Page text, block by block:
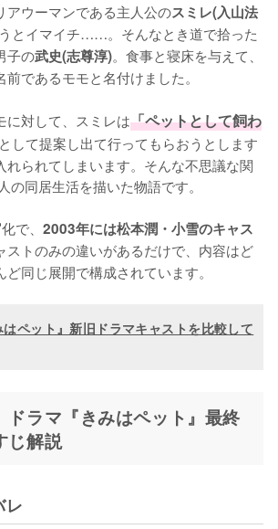
アウーマンである主人公のスミレ(入山法
とイマイチ……。そんなとき道で拾った
子の武史(志尊淳)。食事と寝床を与えて、
であるモモと名付けました。
に対して、スミレは「ペットとして飼わ
して提案し出て行ってもらおうとします
れられてしまいます。そんな不思議な関
同居生活を描いた物語です。
で、 2003年には松本潤・小雪のキャス
ストのみの違いがあるだけで、内容はど
同じ展開で構成されています。
はペット』新旧ドラマキャストを比較して
ドラマ『きみはペット』最終
じ解説
レ